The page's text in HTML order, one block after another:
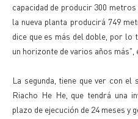
capacidad de producir 300
la nueva planta producirá 749
dice que es más del doble, por lo
un horizonte de varios años más",
La segunda, tiene que ver con el
Riacho He He, que tendrá una
plazo de ejecución de 24 meses y